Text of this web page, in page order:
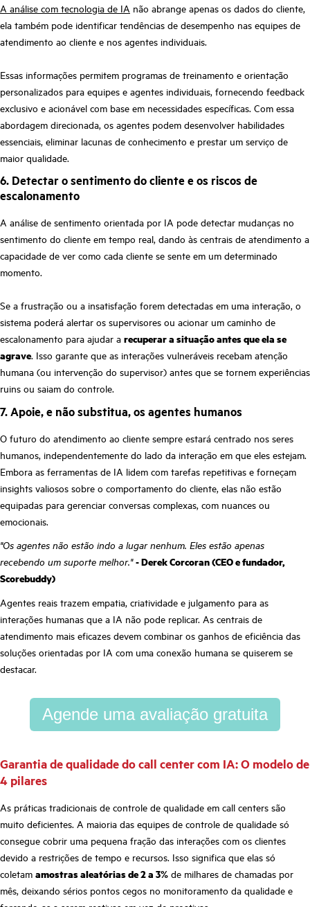
A análise com tecnologia de IA não abrange apenas os dados do cliente,
ela também pode identificar tendências de desempenho nas equipes de
atendimento ao cliente e nos agentes individuais.
Essas informações permitem programas de treinamento e orientação
personalizados para equipes e agentes individuais, fornecendo feedback
exclusivo e acionável com base em necessidades específicas. Com essa
abordagem direcionada, os agentes podem desenvolver habilidades
essenciais, eliminar lacunas de conhecimento e prestar um serviço de
maior qualidade.
6. Detectar o sentimento do cliente e os riscos de
escalonamento
A análise de sentimento orientada por IA pode detectar mudanças no
sentimento do cliente em tempo real, dando às centrais de atendimento a
capacidade de ver como cada cliente se sente em um determinado
momento.
Se a frustração ou a insatisfação forem detectadas em uma interação, o
sistema poderá alertar os supervisores ou acionar um caminho de
escalonamento para ajudar a recuperar a situação antes que ela se
agrave. Isso garante que as interações vulneráveis recebam atenção
humana (ou intervenção do supervisor) antes que se tornem experiências
ruins ou saiam do controle.
7. Apoie, e não substitua, os agentes humanos
O futuro do atendimento ao cliente sempre estará centrado nos seres
humanos, independentemente do lado da interação em que eles estejam.
Embora as ferramentas de IA lidem com tarefas repetitivas e forneçam
insights valiosos sobre o comportamento do cliente, elas não estão
equipadas para gerenciar conversas complexas, com nuances ou
emocionais.
"Os agentes não estão indo a lugar nenhum. Eles estão apenas
recebendo um suporte melhor." - Derek Corcoran (CEO e fundador,
Scorebuddy)
Agentes reais trazem empatia, criatividade e julgamento para as
interações humanas que a IA não pode replicar. As centrais de
atendimento mais eficazes devem combinar os ganhos de eficiência das
soluções orientadas por IA com uma conexão humana se quiserem se
destacar.
Agende uma avaliação gratuita
Garantia de qualidade do call center com IA: O modelo de
4 pilares
As práticas tradicionais de controle de qualidade em call centers são
muito deficientes. A maioria das equipes de controle de qualidade só
consegue cobrir uma pequena fração das interações com os clientes
devido a restrições de tempo e recursos. Isso significa que elas só
coletam amostras aleatórias de 2 a 3% de milhares de chamadas por
mês, deixando sérios pontos cegos no monitoramento da qualidade e